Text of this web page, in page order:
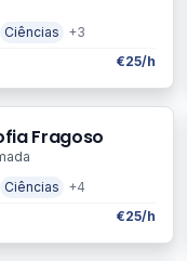
Ciências
+3
€25/h
Fragoso
Ciências
+4
€25/h